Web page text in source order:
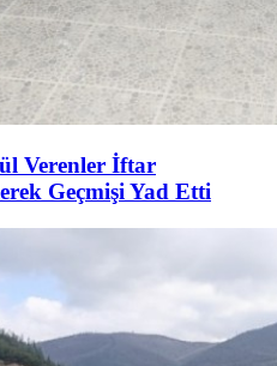
Verenler İftar
Geçmişi Yad Etti